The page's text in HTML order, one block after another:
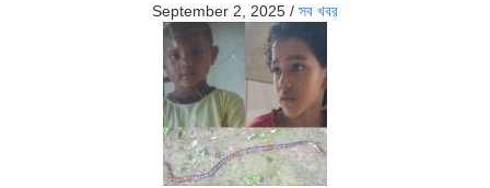
September 2, 2025 / সব খবর